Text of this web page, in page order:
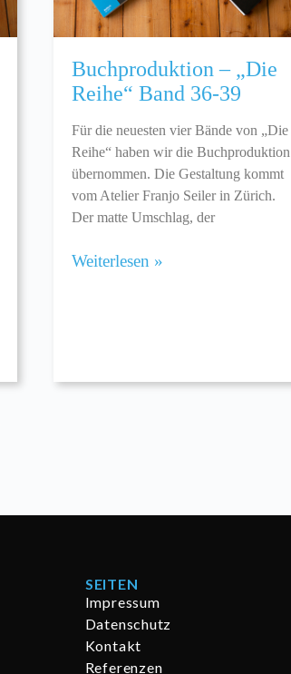
Buchproduktion – „Die
Reihe“ Band 36-39
Für die neuesten vier Bände von „Die
Reihe“ haben wir die Buchproduktion
übernommen. Die Gestaltung kommt
vom Atelier Franjo Seiler in Zürich.
Der matte Umschlag, der
Weiterlesen »
SEITEN
Impressum
Datenschutz
Kontakt
Referenzen